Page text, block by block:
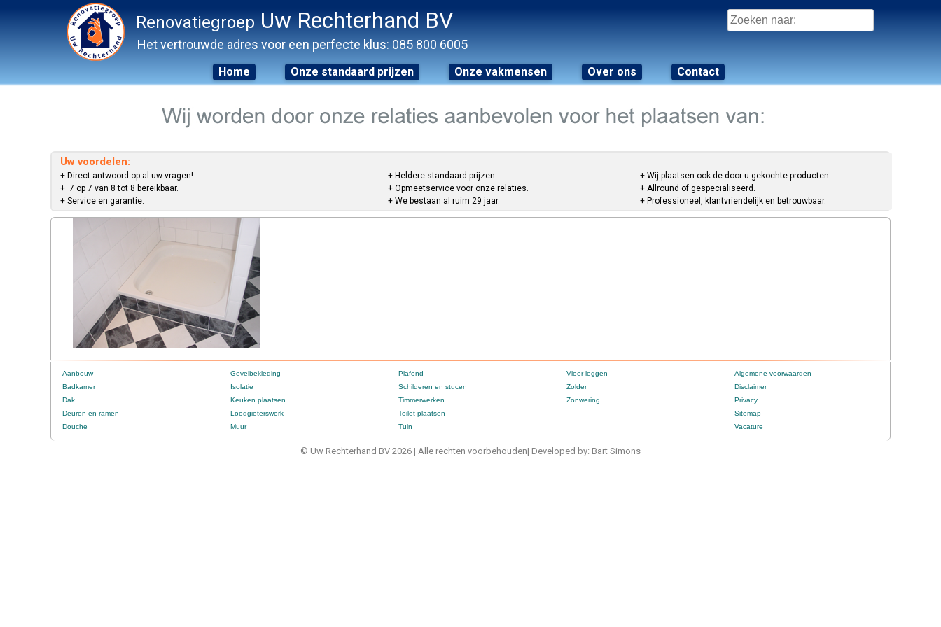
Renovatiegroep Uw Rechterhand BV
Het vertrouwde adres voor een perfecte klus: 085 800 6005
Zoeken
naar:
Home Onze standaard prijzen Onze vakmensen Over ons Contact
Uw voordelen:
+ Direct antwoord op al uw vragen!
+ 7 op 7 van 8 tot 8 bereikbaar.
+ Service en garantie.
+ Heldere standaard prijzen.
+ Opmeetservice voor onze relaties.
+ We bestaan al ruim 29 jaar.
+ Wij plaatsen ook de door u gekochte producten.
+ Allround of gespecialiseerd.
+ Professioneel, klantvriendelijk en betrouwbaar.
Aanbouw
Badkamer
Dak
Deuren en ramen
Douche
Gevelbekleding
Isolatie
Keuken plaatsen
Loodgieterswerk
Muur
Plafond
Schilderen en stucen
Timmerwerken
Toilet plaatsen
Tuin
Vloer leggen
Zolder
Zonwering
Algemene voorwaarden
Disclaimer
Privacy
Sitemap
Vacature
© Uw Rechterhand BV 2026 | Alle rechten voorbehouden| Developed by: Bart Simons